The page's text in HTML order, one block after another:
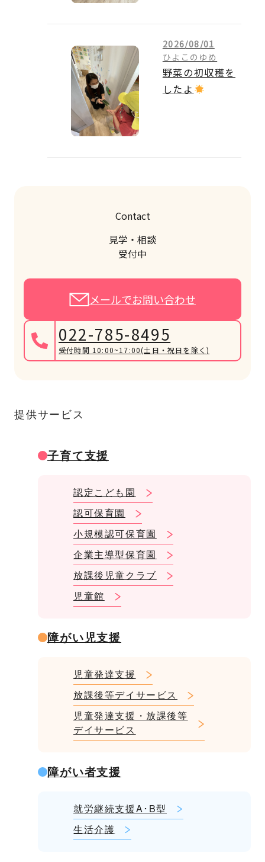
2026/08/01
ひよこのゆめ
野菜の初収穫を
したよ
Contact
見学・相談
受付中
メールでお問い合わせ
022-785-8495
受付時間 10:00~17:00(土日・祝日を除く)
提供サービス
子育て支援
認定こども園
認可保育園
小規模認可保育園
企業主導型保育園
放課後児童クラブ
児童館
障がい児支援
児童発達支援
放課後等デイサービス
児童発達支援・放課後等
デイサービス
障がい者支援
就労継続支援A･B型
生活介護